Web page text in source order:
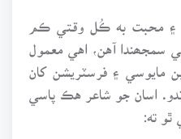
۽ محبت به ڪُل وقتي ڪم
آهن، اهي معمول
مايوسي ۽ فرسٽريشن کان
اسان جو شاعر هڪ پاسي
ٿو ته: